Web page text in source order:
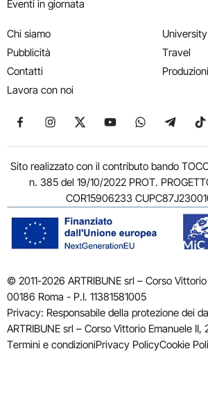
Eventi in giornata
Chi siamo
Pubblicità
Contatti
Lavora con noi
University
Travel
Produzioni
Seguici su Facebook
Seguici su Instagram
Seguici su X
Seguici su YouTube
Seguici su
Seguici
Sito realizzato con il contributo bando
n. 385 del 19/10/2022 PROT.
COR15906233
© 2011-2026 ARTRIBUNE srl – Corso
00186 Roma - P.I. 11381581005
Privacy: Responsabile della protezione dei
ARTRIBUNE srl – Corso Vittorio Emanuele II,
Termini e condizioniPrivacy PolicyCookie